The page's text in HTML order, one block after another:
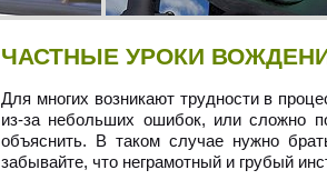
ЧАСТНЫЕ УРОКИ
Для многих возникают трудности в
из-за небольших ошибок, или сложно
объяснить. В таком случае нужно
забывайте, что неграмотный и грубый